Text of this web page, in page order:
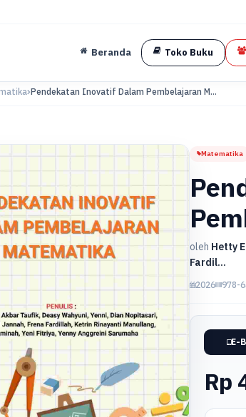
Beranda Toko Buku
Pendekatan Inovatif Dalam Pembelajaran M...
Matematika
oleh Hetty
Fardil...
2026 978-
E-
Rp